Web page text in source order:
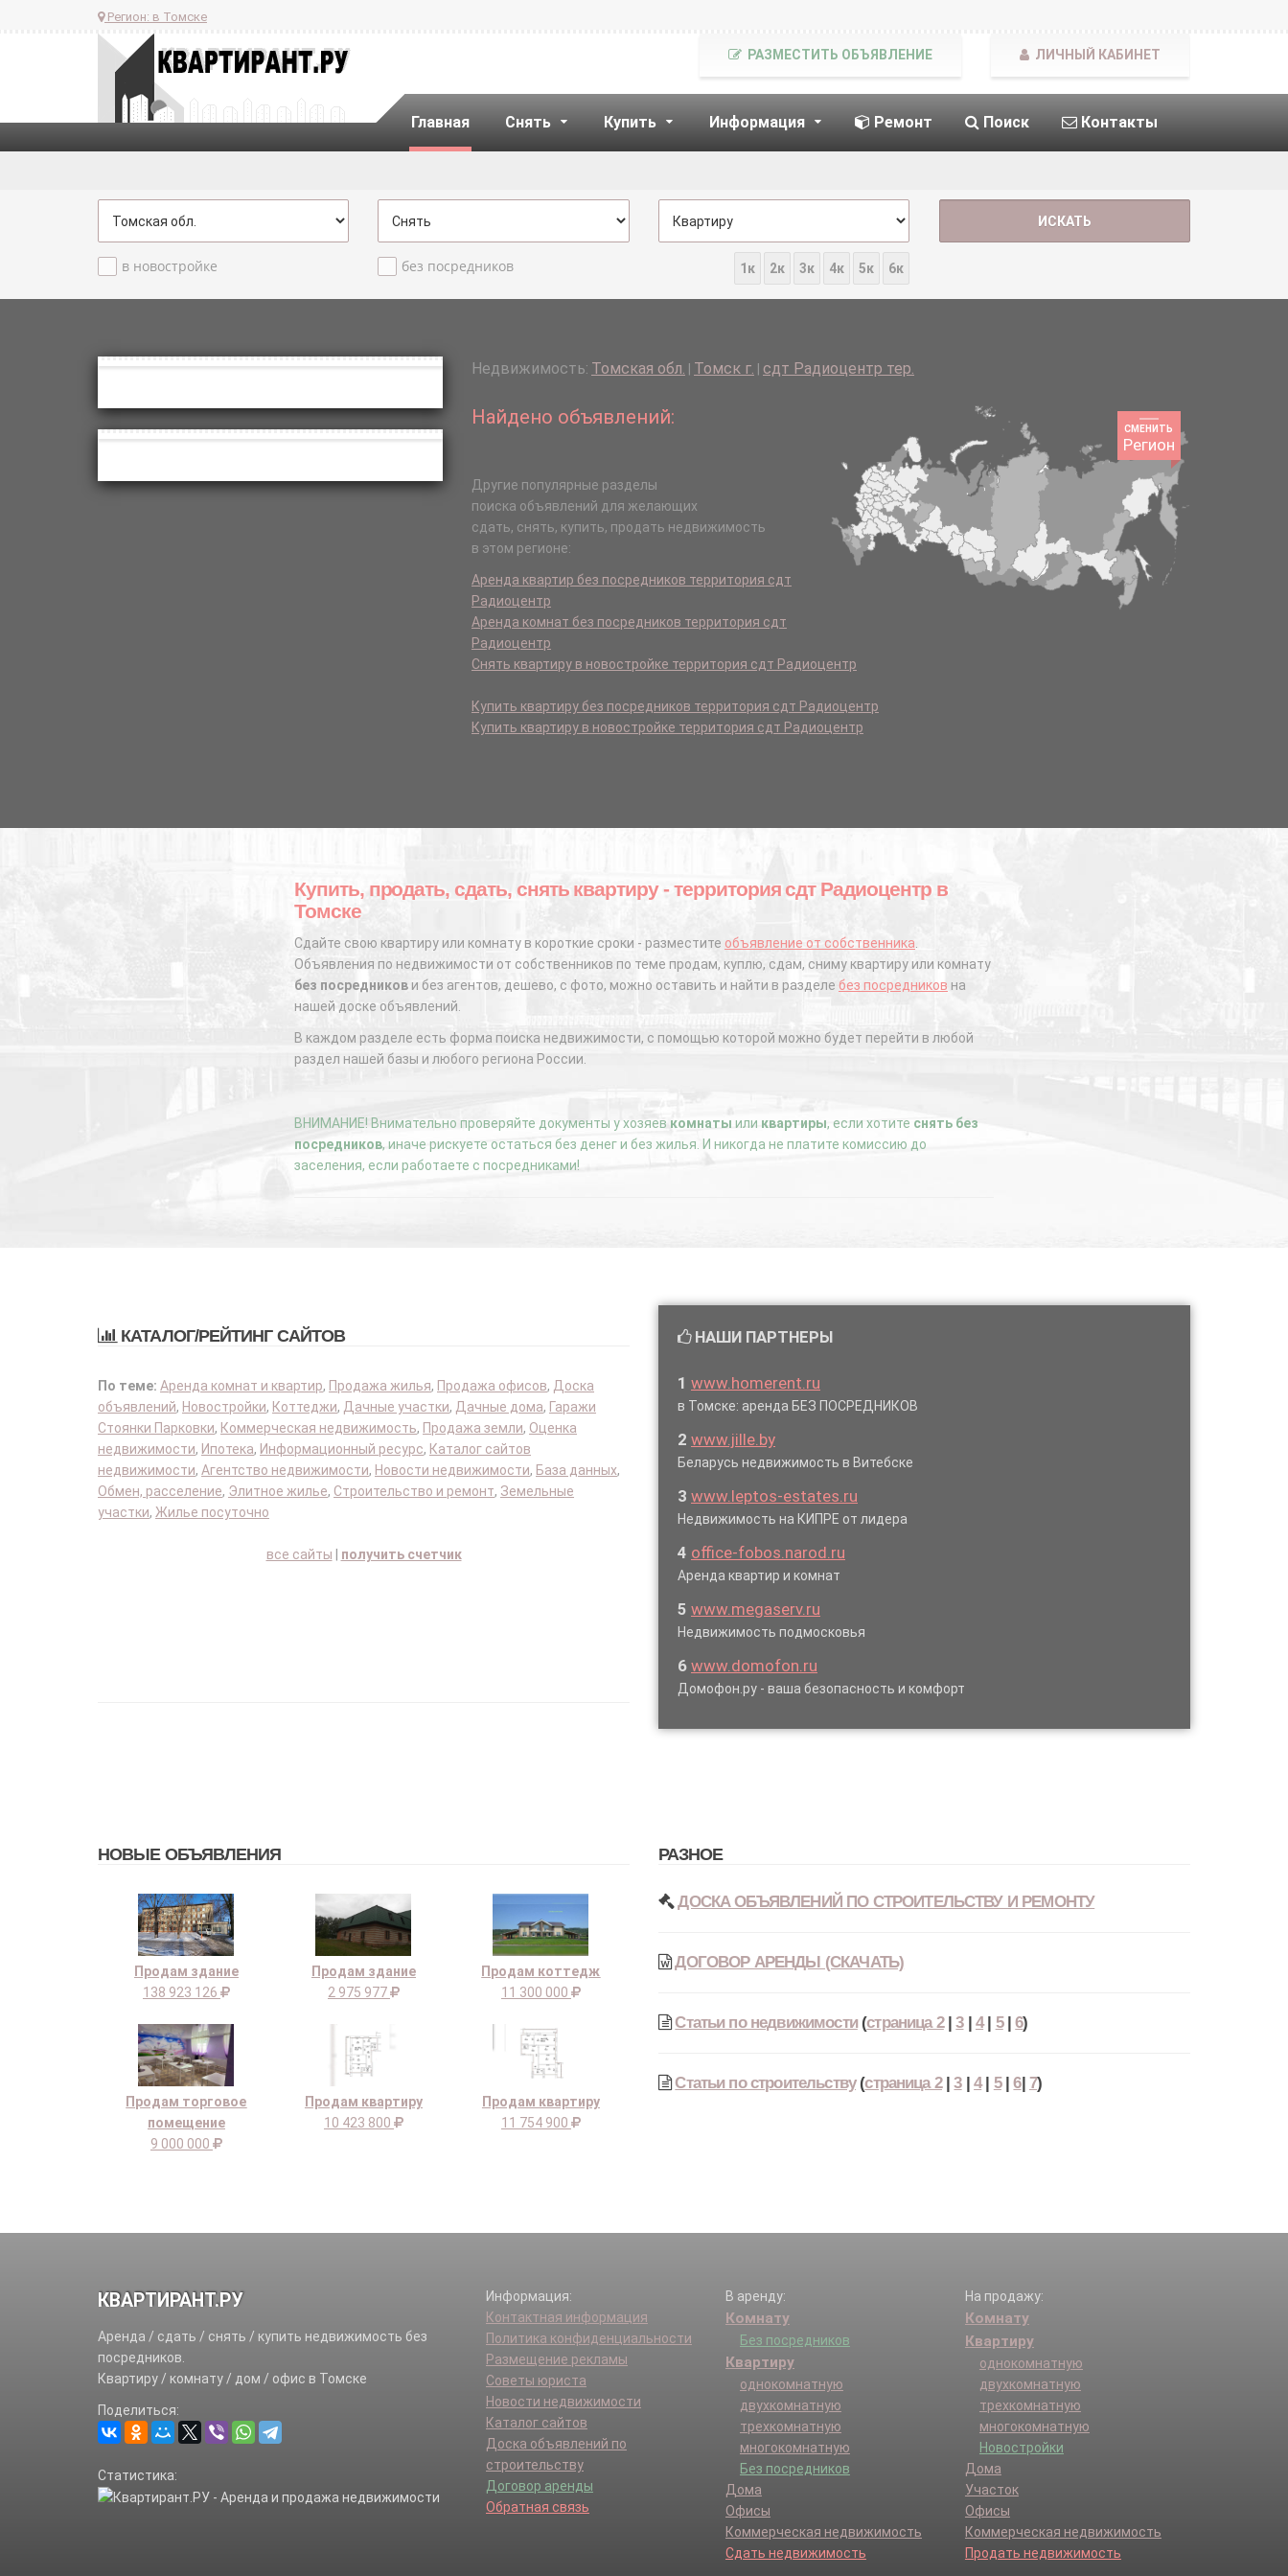
Регион: в Томске
Главная Снять Купить Информация Ремонт Поиск Контакты
РАЗМЕСТИТЬ ОБЪЯВЛЕНИЕ ЛИЧНЫЙ КАБИНЕТ
в новостройке без посредников 1к 2к 3к 4к 5к 6к
Недвижимость: Томская обл. Томск г. сдт Радиоцентр тер.
СМЕНИТЬ
Регион
Найдено объявлений:
Другие популярные разделы
поиска объявлений для желающих
сдать, снять, купить, продать недвижимость
в этом регионе:
Аренда квартир без посредников территория сдт
Радиоцентр
Аренда комнат без посредников территория сдт
Радиоцентр
Снять квартиру в новостройке территория сдт Радиоцентр
Купить квартиру без посредников территория сдт Радиоцентр
Купить квартиру в новостройке территория сдт Радиоцентр
Купить, продать, сдать, снять квартиру - территория сдт Радиоцентр в
Томске
Сдайте свою квартиру или комнату в короткие сроки - разместите объявление от собственника
Объявления по недвижимости от собственников по теме продам, куплю, сдам, сниму квартиру или комнату
без посредникови без агентов, дешево, с фото, можно оставить и найти в разделе без посредников на
нашей доске объявлений.
В каждом разделе есть форма поиска недвижимости, с помощью которой можно будет перейти в любой
раздел нашей базы и любого региона России.
ВНИМАНИЕ! Внимательно проверяйте документы у хозяев комнаты или квартиры, если хотите снять без
посредников, иначе рискуете остаться без денег и без жилья. И никогда не платите комиссию до
заселения, если работаете с посредниками!
КАТАЛОГ/РЕЙТИНГ САЙТОВ
По теме: Аренда комнат и квартир, Продажа жилья, Продажа офисов, Доска
объявлений, Новостройки, Коттеджи, Дачные участки, Дачные дома, Гаражи
Стоянки Парковки, Коммерческая недвижимость, Продажа земли, Оценка
недвижимости, Ипотека, Информационный ресурс, Каталог сайтов
недвижимости, Агентство недвижимости, Новости недвижимости, База данных,
Обмен, расселение, Элитное жилье, Строительство и ремонт, Земельные
участки, Жилье посуточно
все сайты получить счетчик
НАШИ ПАРТНЕРЫ
1 www.homerent.ru
в Томске: аренда БЕЗ ПОСРЕДНИКОВ
2 www.jille.by
Беларусь недвижимость в Витебске
3 www.leptos-estates.ru
Недвижимость на КИПРЕ от лидера
4 office-fobos.narod.ru
Аренда квартир и комнат
5 www.megaserv.ru
Недвижимость подмосковья
6 www.domofon.ru
Домофон.ру - ваша безопасность и комфорт
НОВЫЕ ОБЪЯВЛЕНИЯ
Продам здание
138 923 126
Продам здание
2 975 977
Продам коттедж
11 300 000
Продам торговое
помещение
9 000 000
Продам квартиру
10 423 800
Продам квартиру
11 754 900
РАЗНОЕ
ДОСКА ОБЪЯВЛЕНИЙ ПО СТРОИТЕЛЬСТВУ И РЕМОНТУ
ДОГОВОР АРЕНДЫ (СКАЧАТЬ)
Статьи по недвижимости(страница 2|3| 4| 5|6)
Статьи по строительству(страница 2|3|4| 5|6| 7)
КВАРТИРАНТ.РУ
Аренда / сдать / снять / купить недвижимость без
посредников.
Квартиру / комнату / дом / офис в Томске
Поделиться:
Статистика:
Информация:
Контактная информация
Политика конфиденциальности
Размещение рекламы
Советы юриста
Новости недвижимости
Каталог сайтов
Доска объявлений по
строительству
Договор аренды
Обратная связь
В аренду:
Комнату
Без посредников
Квартиру
однокомнатную
двухкомнатную
трехкомнатную
многокомнатную
Без посредников
Дома
Офисы
Коммерческая недвижимость
Сдать недвижимость
На продажу:
Комнату
Квартиру
однокомнатную
двухкомнатную
трехкомнатную
многокомнатную
Новостройки
Дома
Участок
Офисы
Коммерческая недвижимость
Продать недвижимость